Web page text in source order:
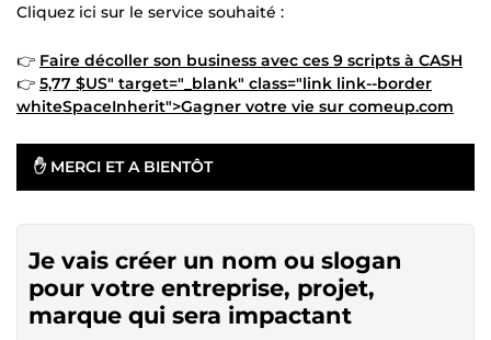
Cliquez ici sur le service souhaité :
👉 Faire décoller son business avec ces 9 scripts à CASH
👉 5,77 $US" target="_blank" class="link link--border
whiteSpaceInherit">Gagner votre vie sur comeup.com
✋ MERCI ET A BIENTÔT
Je vais créer un nom ou slogan
pour votre entreprise, projet,
marque qui sera impactant